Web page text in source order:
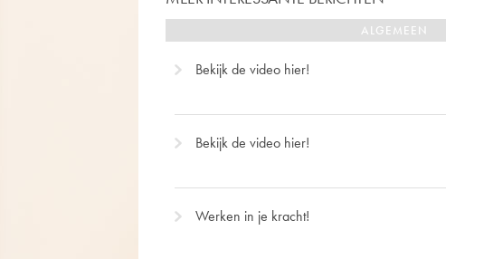
ALGEMEEN
Bekijk de video hier!
Bekijk de video hier!
Werken in je kracht!